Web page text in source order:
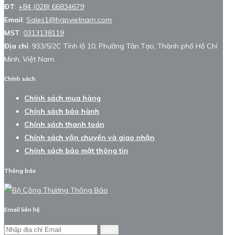
ĐT: +84 (028) 66834679
Email: Sales1@hgpvietnam.com
MST: 0313138119
Địa chỉ: 933/5/2C Tỉnh lộ 10, Phường Tân Tạo, Thành phố Hồ Chí
Minh, Việt Nam.
Chính sách
Chính sách mua hàng
Chính sách bảo hành
Chính sách thanh toán
Chính sách vận chuyển và giao nhận
Chính sách bảo mật thông tin
Thông báo
Email liên hệ